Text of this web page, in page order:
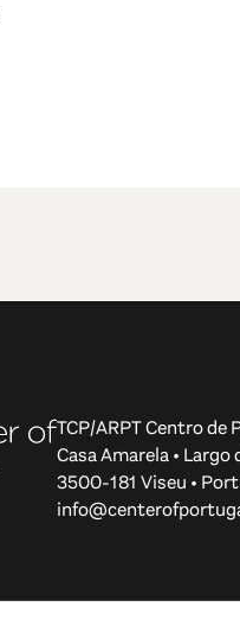
TCP/ARPT Centro de
Casa Amarela •
3500-181 Viseu •